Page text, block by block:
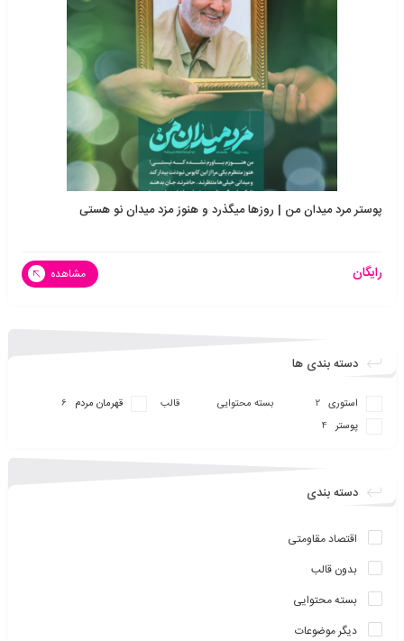
پوستر مرد میدان من | روزها میگذرد و هنوز مزد میدان نو هستی
رایگان مشاهده
دسته بندی ها
استوری 2 بسته محتوایی قالب قهرمان مردم 6
پوستر 4
دسته بندی
اقتصاد مقاومتی
بدون قالب
بسته محتوایی
دیگر موضوعات